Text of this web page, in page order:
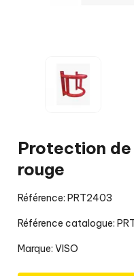
Protection
rouge
Référence: PRT2403
Référence catalogue:
Marque: VISO